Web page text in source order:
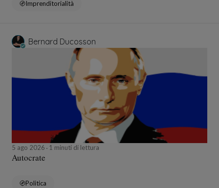
Imprenditorialità
Bernard Ducosson
5 ago 2026 1 minuti di lettura
Autocrate
Politica